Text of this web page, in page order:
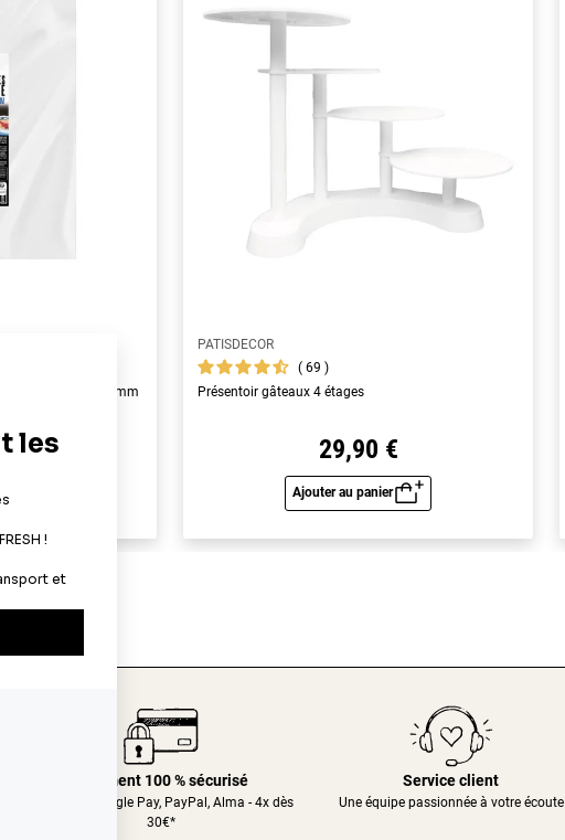
A4 - épaisseur 0,6 mm
€
rapide
PATISDECOR
69
Présentoir gâteaux 4 étages
29,90 €
Ajouter au panier
Aperçu rapide
Paiement 100 % sécurisé
CB, Apple&Google Pay, PayPal, Alma - 4x dès
30€*
Service client
Une équipe passionnée à votre écoute